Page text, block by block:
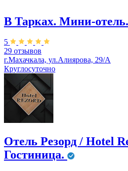
В Тарках. Мини-отель.
5
29 отзывов
г.Махачкала, ул.Алиярова, 29/А
Круглосуточно
Отель Резорд / Hotel
Гостиница.